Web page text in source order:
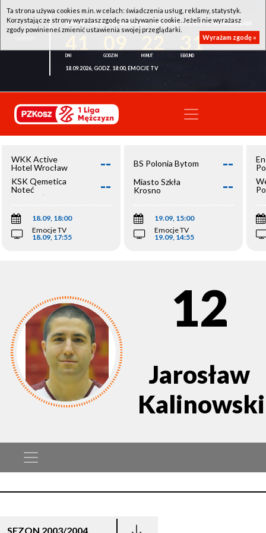
WKK ACTIVE HOTEL WROCŁAW - KSK QEMETICA NOTEĆ INOWROCŁAW
31
18.09.2026, GODZ. 18:00, EMOCJE TV
WKK Active
Hotel Wrocław
--
KSK Qemetica
Noteć
Inowrocław
--
18.09, 18:00
Emocje TV
18.09, 17:55
BS Polonia Bytom --
Miasto Szkła
Krosno
--
19.09, 15:00
Emocje TV
19.09, 14:55
12
Jarosław
Kalinowski
SEZON 2003/2004
Ta strona używa cookies m.in. w celach: świadczenia usług, reklamy, statystyk.
Korzystając ze strony wyrażasz zgodę na używanie cookie. Jeżeli nie wyrażasz
zgody powinieneś zmienić ustawienia swojej przeglądarki.
Wyrażam zgodę »